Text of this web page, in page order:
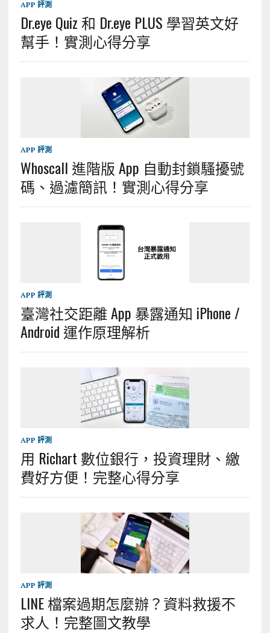
APP 評測
Dr.eye Quiz 和 Dr.eye PLUS 學習英文好
幫手！實測心得分享
APP 評測
Whoscall 進階版 App 自動封鎖騷擾號
碼、過濾簡訊！實測心得分享
APP 評測
臺灣社交距離 App 暴露通知 iPhone /
Android 運作原理解析
APP 評測
用 Richart 數位銀行，投資理財、繳
費好方便！完整心得分享
APP 評測
LINE 檔案過期怎麼辦？資料救援不
求人！完整圖文教學